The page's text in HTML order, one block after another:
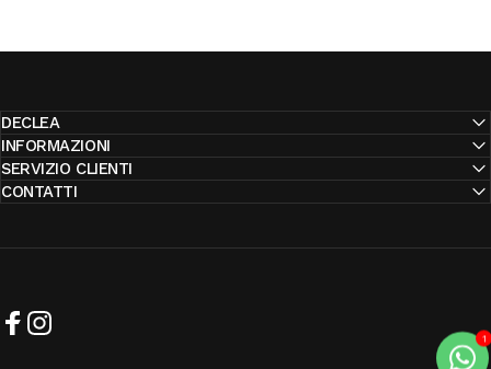
DECLEA
INFORMAZIONI
SERVIZIO CLIENTI
CONTATTI